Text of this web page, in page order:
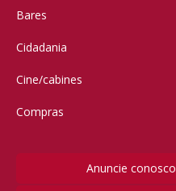
Bares
Cidadania
Cine/cabines
Compras
Anuncie conosco